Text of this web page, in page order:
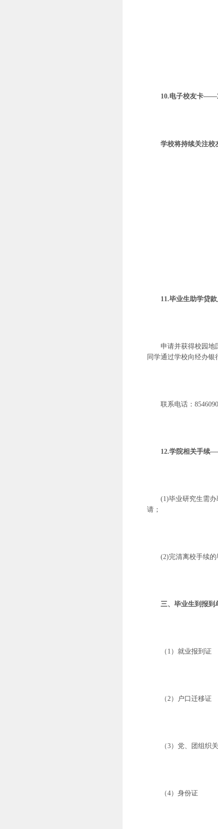
10.电子校友卡——
学校将持续关注校
11.毕业生助学贷
申请并获得校园地
同学通过学校向经办
联系电话：
12.学院相关手续
(1)毕业研究生需
请；
(2)完清离校手续
三、毕业生到报到
（ 1）就业报到证
（2）户口迁移证
（3）党、团组织
（4）身份证